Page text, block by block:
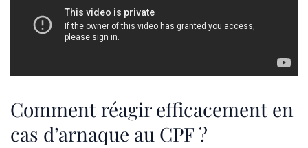
Comment réagir efficacement en
cas d’arnaque au CPF ?